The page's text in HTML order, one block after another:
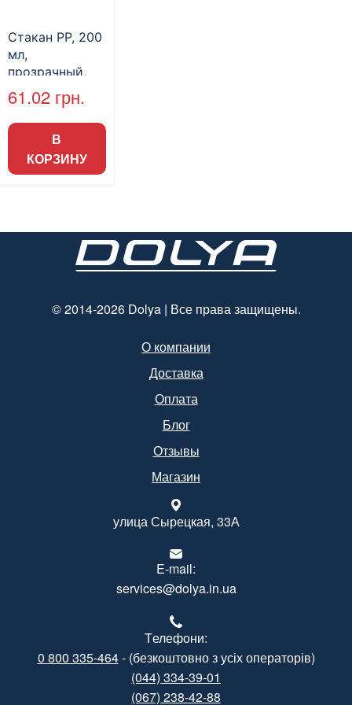
Стакан РР, 200
мл,
прозрачный,
100 шт./уп., 30
уп./ящ. (арт.
16028)
61.02 грн.
В
КОРЗИНУ
© 2014-2026 Dolya | Все права защищены.
О компании
Доставка
Оплата
Блог
Отзывы
Магазин
улица Сырецкая, 33А
E-mail:
services@dolya.in.ua
Tелефони:
0 800 335-464- (безкоштовно з усіх операторів)
(044) 334-39-01
(067) 238-42-88